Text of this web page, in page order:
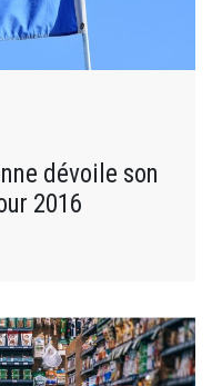
dévoile son
2016